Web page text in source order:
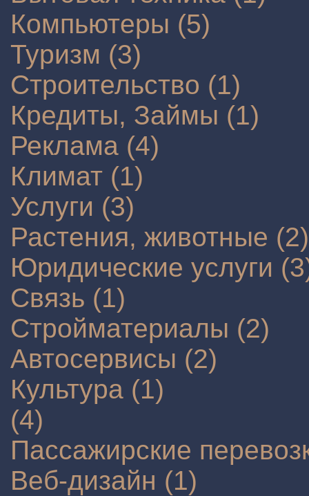
Компьютеры (5)
Туризм (3)
Строительство (1)
Кредиты, Займы (1)
Реклама (4)
Климат (1)
Услуги (3)
Растения, животные (2)
Юридические услуги
Связь (1)
Стройматериалы (2)
Автосервисы (2)
Культура (1)
(4)
Пассажирские
Веб-дизайн (1)